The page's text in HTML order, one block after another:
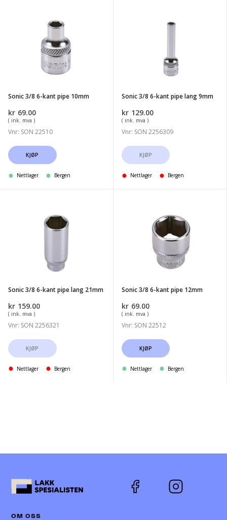
Sonic 3/8 6-kant pipe 10mm
kr 69.00
( ink. mva )
Vnr: SON 22510
KJØP
Nettlager Bergen
Sonic 3/8 6-kant pipe lang 9mm
kr 129.00
( ink. mva )
Vnr: SON 2256309
KJØP
Nettlager Bergen
Sonic 3/8 6-kant pipe lang 21mm
kr 159.00
( ink. mva )
Vnr: SON 2256321
KJØP
Nettlager Bergen
Sonic 3/8 6-kant pipe 12mm
kr 69.00
( ink. mva )
Vnr: SON 22512
KJØP
Nettlager Bergen
OM OSS